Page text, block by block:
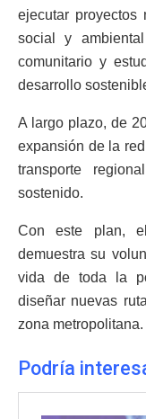
ejecutar proyectos
social y
comunitario y
desarrollo
A largo plazo, de
expansión de la
transporte
sostenido.
Con este plan,
demuestra su
vida de toda la
diseñar nuevas
zona metropolitana.
Podría